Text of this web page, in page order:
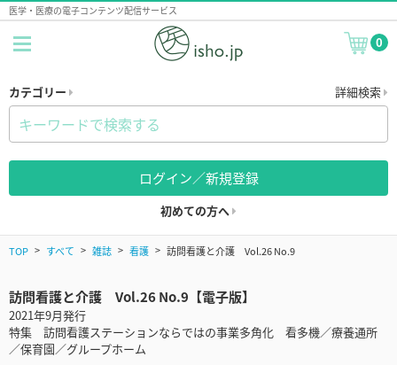
医学・医療の電子コンテンツ配信サービス
0
カテゴリー 詳細検索
ログイン／新規登録
初めての方へ
TOP すべて 雑誌 看護 訪問看護と介護 Vol.26 No.9
訪問看護と介護 Vol.26 No.9【電子版】
2021年9月発行
特集 訪問看護ステーションならではの事業多角化 看多機／療養通所
／保育園／グループホーム